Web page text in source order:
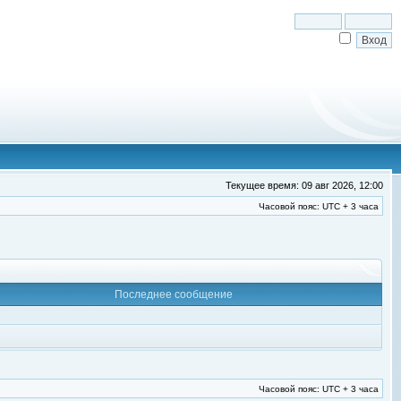
Текущее время: 09 авг 2026, 12:00
Часовой пояс: UTC + 3 часа
Последнее сообщение
Часовой пояс: UTC + 3 часа